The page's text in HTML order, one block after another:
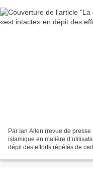
Par Ian Allen (revue de
islamique en matière
dépit des efforts répétés de